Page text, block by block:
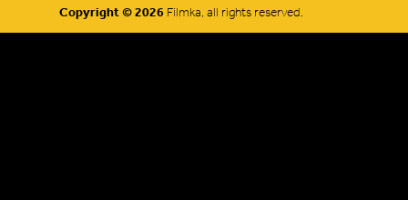
Copyright © 2026 Filmka, all rights reserved.